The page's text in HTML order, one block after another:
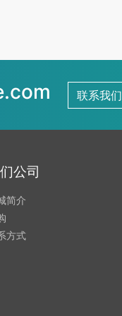
联系我们
公司
简介
方式